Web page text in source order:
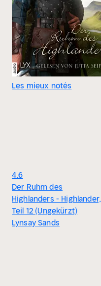
Les mieux notés
4.6
Der Ruhm des
Highlanders - Highlander,
Teil 12 (Ungekürzt)
Lynsay Sands